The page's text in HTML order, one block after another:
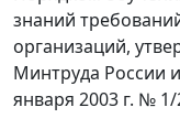
знаний
организаций,
Минтруда России
января 2003 г. №